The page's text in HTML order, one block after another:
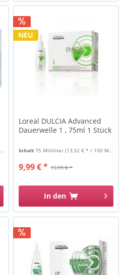
NEU
Loreal DULCIA Advanced
Dauerwelle 1 , 75ml 1 Stück
Inhalt75 Milliliter(13,32 € * / 100 Milliliter)
15,99 € *
9,99 € *
In den